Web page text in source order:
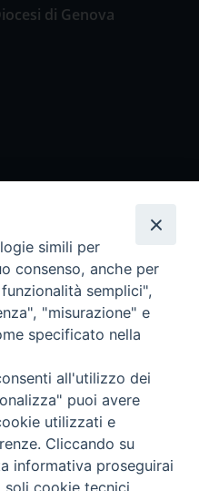
di Genova
Informativa Cookie
simili per
consenso, anche per
semplici",
"misurazione" e
specificato nella
all'utilizzo dei
puoi avere
utilizzati e
Cliccando su
informativa proseguirai